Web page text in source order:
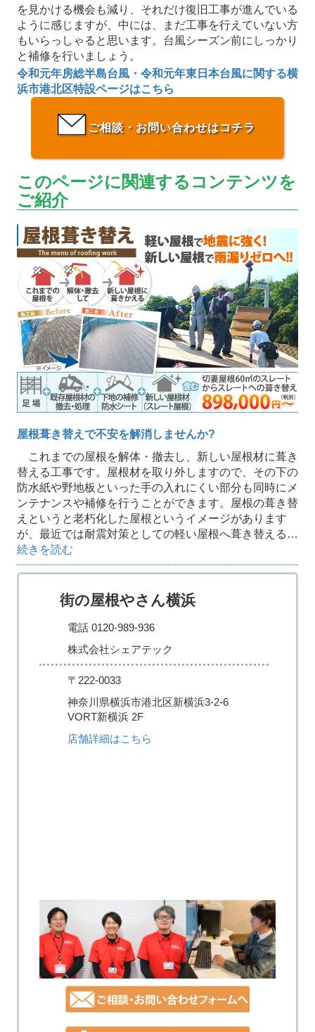
を見かける機会も減り、それだけ復旧工事が進んでいる
ように感じますが、中には、まだ工事を行えていない方
もいらっしゃると思います。台風シーズン前にしっかり
と補修を行いましょう。
令和元年房総半島台風・令和元年東日本台風に関する横
浜市港北区特設ページはこちら
ご相談・お問い合わせはコチラ
このページに関連するコンテンツを
ご紹介
屋根葺き替えで不安を解消しませんか?
これまでの屋根を解体・撤去し、新しい屋根材に葺き
替える工事です。屋根材を取り外しますので、その下の
防水紙や野地板といった手の入れにくい部分も同時にメ
ンテナンスや補修を行うことができます。屋根の葺き替
えというと老朽化した屋根というイメージがあります
が、最近では耐震対策としての軽い屋根へ葺き替える…
続きを読む
街の屋根やさん横浜
電話 0120-989-936
株式会社シェアテック
〒222-0033
神奈川県横浜市港北区新横浜3-2-6
VORT新横浜 2F
店舗詳細はこちら